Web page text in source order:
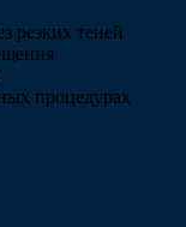
резких теней
процедурах